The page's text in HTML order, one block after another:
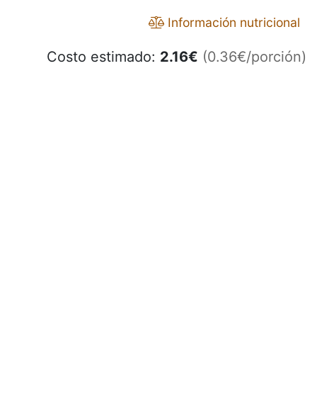
Información nutricional
Costo estimado: 2.16€ (0.36€/porción)